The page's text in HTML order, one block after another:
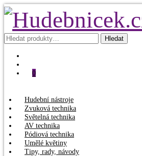
Hledat: Hledat
0
Hudební nástroje
Zvuková technika
Světelná technika
AV technika
Pódiová technika
Umělé květiny
Tipy, rady, návody